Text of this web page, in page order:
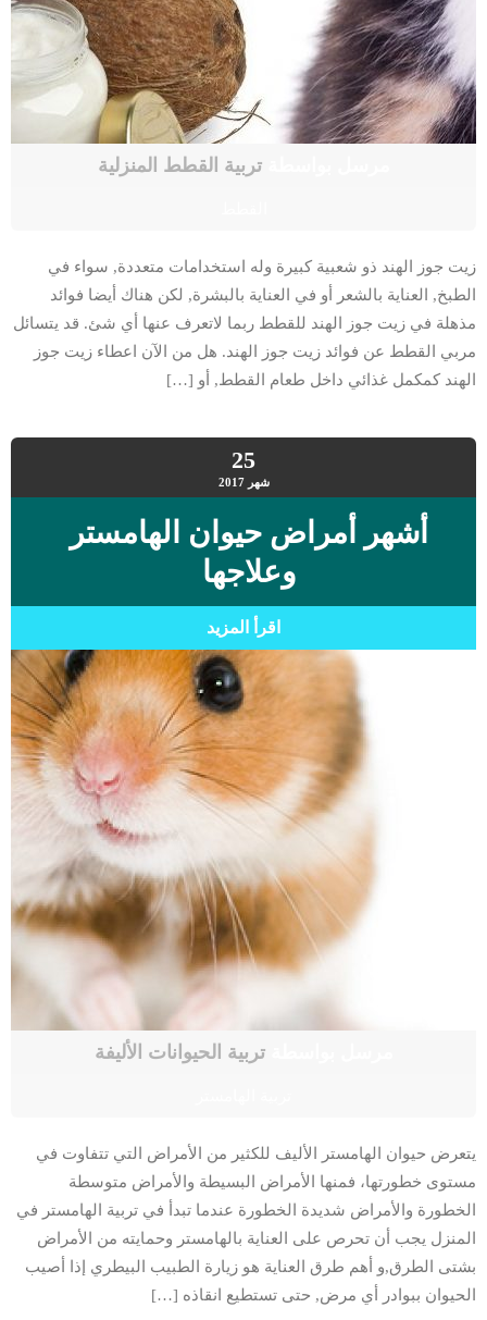
مرسل بواسطةتربية القطط المنزلية
زيت جوز الهند ذو شعبية كبيرة وله استخدامات متعددة, سواء في
الطبخ, العناية بالشعر أو في العناية بالبشرة, لكن هناك أيضا فوائد
مذهلة في زيت جوز الهند للقطط ربما لاتعرف عنها أي شئ. قد يتسائل
مربي القطط عن فوائد زيت جوز الهند. هل من الآن اعطاء زيت جوز
الهند كمكمل غذائي داخل طعام القطط, أو […]
25
شهر2017
أشهر أمراض حيوان الهامستر
وعلاجها
اقرأ المزيد
مرسل بواسطةتربية الحيوانات الأليفة
يتعرض حيوان الهامستر الأليف للكثير من الأمراض التي تتفاوت في
مستوى خطورتها، فمنها الأمراض البسيطة والأمراض متوسطة
الخطورة والأمراض شديدة الخطورة عندما تبدأ في تربية الهامستر في
المنزل يجب أن تحرص على العناية بالهامستر وحمايته من الأمراض
بشتى الطرق,و أهم طرق العناية هو زيارة الطبيب البيطري إذا أصيب
الحيوان ببوادر أي مرض, حتى تستطيع انقاذه […]